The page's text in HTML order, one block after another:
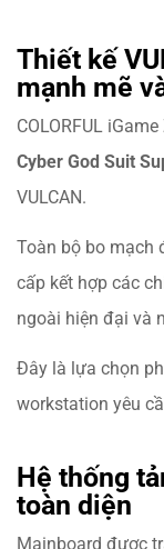
Thiết kế
mạnh mẽ
COLORFUL
Cyber God Suit
VULCAN.
Toàn bộ bo mạch
cấp kết hợp các
ngoài hiện đại và
Đây là lựa chọn
workstation yêu
Hệ thống
toàn diện
Mainboard được